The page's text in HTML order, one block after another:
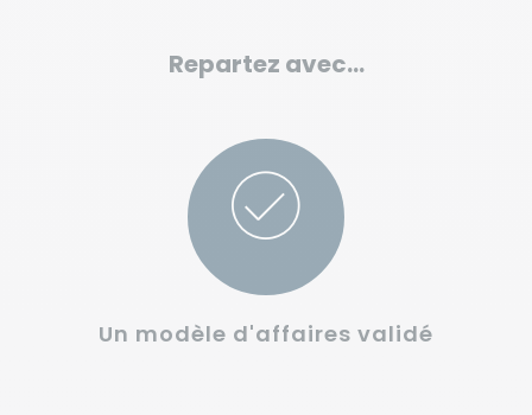
Repartez avec…
Un modèle d'affaires validé